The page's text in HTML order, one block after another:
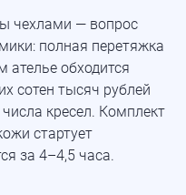
чехлами — вопрос
полная перетяжка
ателье обходится
сотен тысяч рублей
кресел. Комплект
стартует
за 4–4,5 часа.